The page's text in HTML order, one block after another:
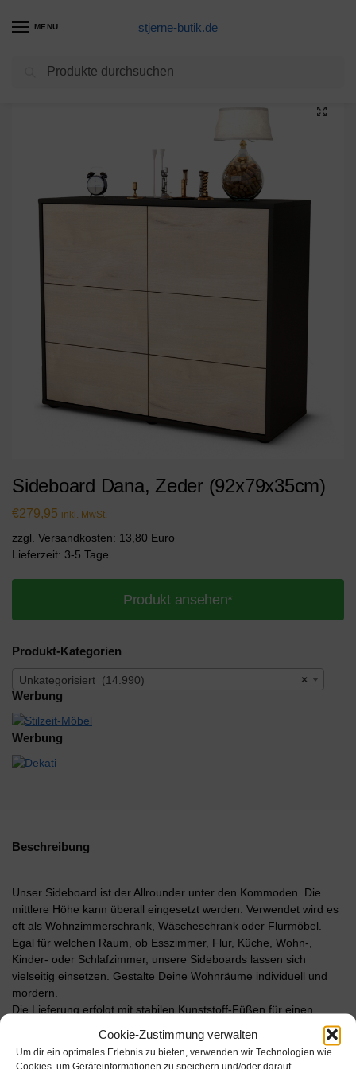
Cookie-Zustimmung verwalten
Um dir ein optimales Erlebnis zu bieten, verwenden wir Technologien wie
Cookies, um Geräteinformationen zu speichern und/oder darauf
MENU stjerne-butik.de
Unkategorisiert / Sideboard Dana, Zeder (92x79x35cm)
Sideboard Dana, Zeder (92x79x35cm)
€279,95 inkl. MwSt.
zzgl. Versandkosten: 13,80 Euro
Lieferzeit: 3-5 Tage
Produkt ansehen*
Produkt-Kategorien
×
Unkategorisiert (14.990)
Werbung
Werbung
Beschreibung
Unser Sideboard ist der Allrounder unter den Kommoden. Die
mittlere Höhe kann überall eingesetzt werden. Verwendet wird es
oft als Wohnzimmerschrank, Wäscheschrank oder Flurmöbel.
Egal für welchen Raum, ob Esszimmer, Flur, Küche, Wohn-,
Kinder- oder Schlafzimmer, unsere Sideboards lassen sich
vielseitig einsetzen. Gestalte Deine Wohnräume individuell und
mordern.
Die Lieferung erfolgt mit stabilen Kunststoff-Füßen für einen
sicheren Stand. Mit der Push to Open-Funktion lassen sich Türen,
Klappen & Schubkästen einfach durch antippen öffnen. Die
verwendeten Materialen sind besonders langlebig und